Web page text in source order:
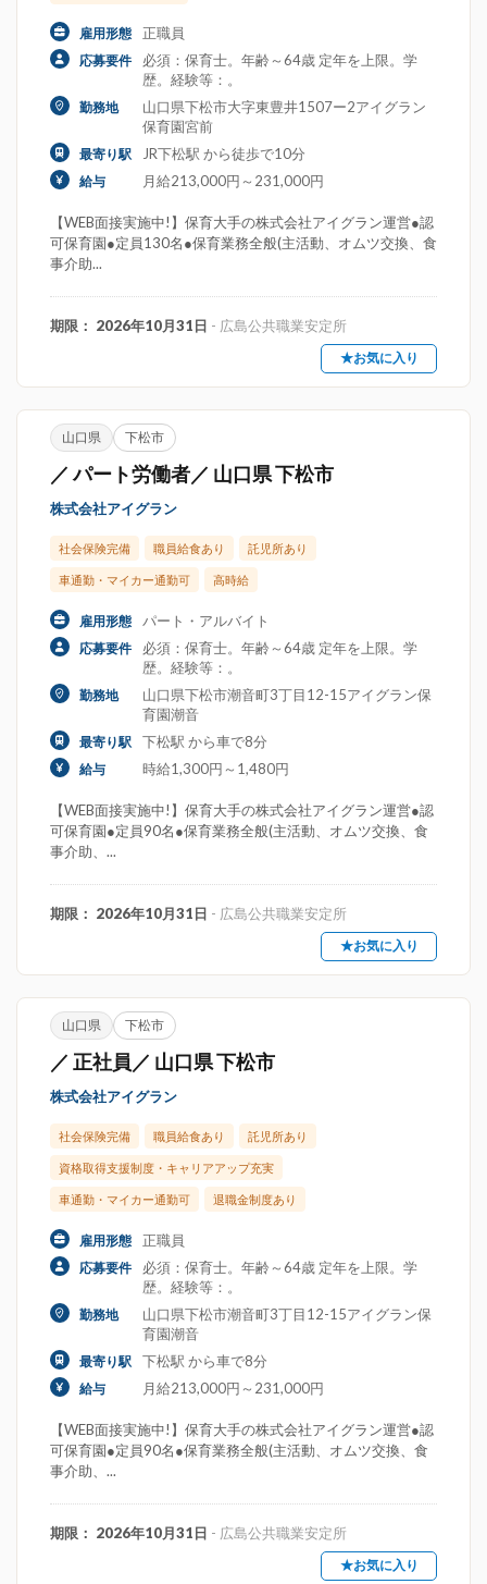
雇用形態 正職員
応募要件
必須：保育士。年齢～64歳 定年を上限。学
歴。経験等：。
勤務地
山口県下松市大字東豊井1507ー2アイグラン
保育園宮前
最寄り駅 JR下松駅 から徒歩で10分
給与 月給213,000円～231,000円
【WEB面接実施中!】保育大手の株式会社アイグラン運営●認
可保育園●定員130名●保育業務全般(主活動、オムツ交換、食
事介助...
期限： 2026年10月31日 - 広島公共職業安定所
★お気に入り
山口県 下松市
／ パート労働者／ 山口県 下松市
株式会社アイグラン
社会保険完備 職員給食あり 託児所あり
車通勤・マイカー通勤可 高時給
雇用形態 パート・アルバイト
応募要件
必須：保育士。年齢～64歳 定年を上限。学
歴。経験等：。
勤務地
山口県下松市潮音町3丁目12-15アイグラン保
育園潮音
最寄り駅 下松駅 から車で8分
給与 時給1,300円～1,480円
【WEB面接実施中!】保育大手の株式会社アイグラン運営●認
可保育園●定員90名●保育業務全般(主活動、オムツ交換、食
事介助、...
期限： 2026年10月31日 - 広島公共職業安定所
★お気に入り
山口県 下松市
／ 正社員／ 山口県 下松市
株式会社アイグラン
社会保険完備 職員給食あり 託児所あり
資格取得支援制度・キャリアアップ充実
車通勤・マイカー通勤可 退職金制度あり
雇用形態 正職員
応募要件
必須：保育士。年齢～64歳 定年を上限。学
歴。経験等：。
勤務地
山口県下松市潮音町3丁目12-15アイグラン保
育園潮音
最寄り駅 下松駅 から車で8分
給与 月給213,000円～231,000円
【WEB面接実施中!】保育大手の株式会社アイグラン運営●認
可保育園●定員90名●保育業務全般(主活動、オムツ交換、食
事介助、...
期限： 2026年10月31日 - 広島公共職業安定所
★お気に入り